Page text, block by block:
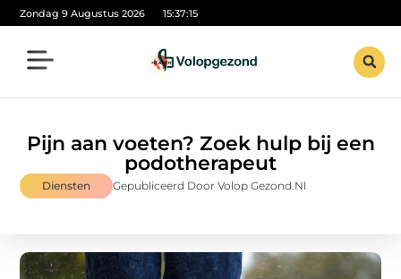
Zondag 9 Augustus 2026 15:37:16
Pijn aan voeten? Zoek hulp bij een
podotherapeut
Diensten Gepubliceerd Door Volop Gezond.nl